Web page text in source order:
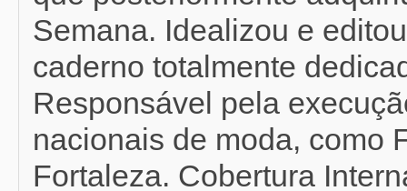
Semana. Idealizou e
caderno totalmente
Responsável pela
nacionais de moda, como
Fortaleza. Cobertura